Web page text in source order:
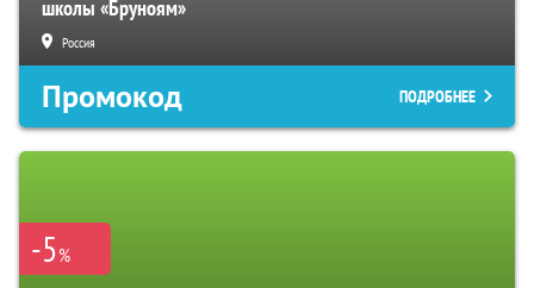
школы «Бруноям»
Россия
Промокод ПОДРОБНЕЕ
-5%